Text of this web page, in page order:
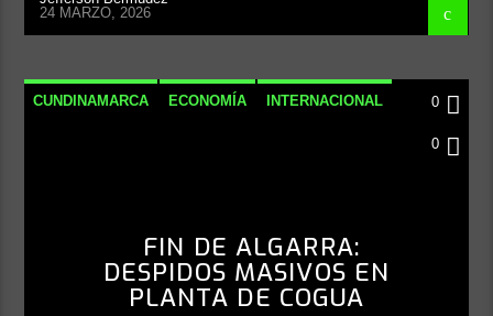
24 MARZO, 2026
CUNDINAMARCA ECONOMÍA INTERNACIONAL 0
0
FIN DE ALGARRA:
DESPIDOS MASIVOS EN
PLANTA DE COGUA